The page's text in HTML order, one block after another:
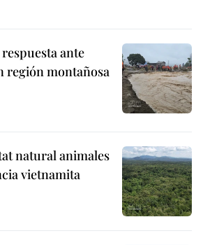
ante
región montañosa
natural animales
vietnamita